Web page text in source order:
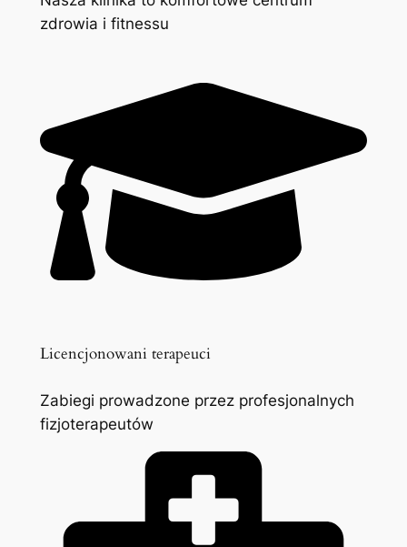
zdrowia i fitnessu
Licencjonowani terapeuci
Zabiegi prowadzone przez profesjonalnych
fizjoterapeutów